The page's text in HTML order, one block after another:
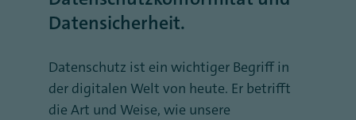
Datensicherheit.
Datenschutz ist ein wichtiger Begriff in
der digitalen Welt von heute. Er betrifft
die Art und Weise, wie unsere